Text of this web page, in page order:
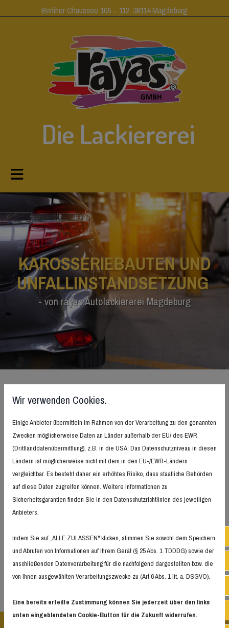
Berliner Chaussee 106 – 112, 39114 Magdeburg
Die Lackiererei
KAROSSERIEBAUTEN UND
UNFALLINSTANDSETZUNG
- von rayas Autolackiererei Magdeburg
Wir reparieren Ihren Wagen
Sie hatten neulich einen kleineren Unfall und müssen
Ihr Auto jetzt reparieren lassen?
Das Team der Rayas-Autolackiererei kümmert sich sorgfältig um
Ihren Unfallschaden. Wir bieten Ihnen eine hochwertige und
fachgerechte Instandsetzung, die mithilfe modernster Geräte von
unserem fachkundigen Personal durchgeführt wird. Wir stehen für
Mitarbeiter begutachten jeden Wagen genau und besprechen mit
Ihnen die Möglichkeiten, die sich ergeben. Durch unsere effektiven
Arbeitsabläufe erhalten Sie Ihren Wagen möglichst zeitnah und
natürlich einwandfrei zurück.
Wir verwenden Cookies.
Einige Anbieter übermitteln im Rahmen von der Verarbeitung zu den genannten
Zwecken möglicherweise Daten an Länder außerhalb der EU/ des EWR
(Drittlanddatenübermittlung), z.B. in die USA. Das Datenschutzniveau in diesen
Ländern ist möglicherweise nicht mit dem in den EU-/EWR-Ländern
vergleichbar. Es besteht daher ein erhöhtes Risiko, dass staatliche Behörden
auf diese Daten zugreifen können. Weitere Informationen zu
Sicherheitsgarantien finden Sie in den Datenschutzrichtlinien des jeweiligen
Anbieters.
Indem Sie auf „ALLE ZULASSEN" klicken, stimmen Sie sowohl dem Speichern
und Abrufen von Informationen auf Ihrem Gerät (§ 25 Abs. 1 TDDDG) sowie der
anschließenden Datenverarbeitung für die nachfolgend dargestellten bzw. die
von Ihnen ausgewählten Verarbeitungszwecke zu (Art 6 Abs. 1 lit. a. DSGVO).
Eine bereits erteilte Zustimmung können Sie jederzeit über den links
unten eingeblendeten Cookie-Button für die Zukunft widerrufen.